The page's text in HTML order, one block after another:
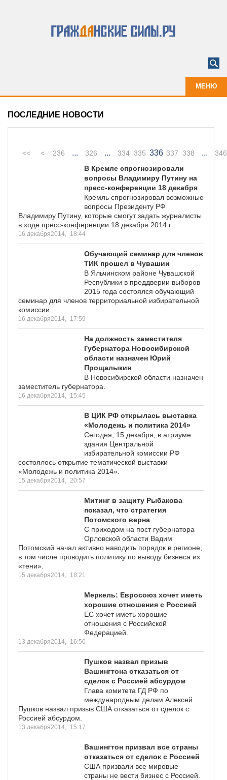
МЕНЮ
ПОСЛЕДНИЕ НОВОСТИ
<< < 236 ... 326 ... 334 335 336 337 338 ...
346
В Кремле спрогнозировали
вопросы Владимиру Путину на
пресс-конференции 18 декабря
Кремль спрогнозировал возможные
вопросы Президенту РФ
Владимиру Путину, которые смогут задать журналисты
в ходе пресс-конференции 18 декабря 2014 г.
16 декабря2014, 18:44
Обучающий семинар для членов
ТИК прошел в Чувашии
В Яльчинском районе Чувашской
Республики в преддверии выборов
2015 года состоялся обучающий
семинар для членов территориальной избирательной
комиссии.
16 декабря2014, 17:59
На должность заместителя
Губернатора Новосибирской
области назначен Юрий
Прощалыкин
В Новосибирской области назначен
заместитель губернатора.
16 декабря2014, 15:45
В ЦИК РФ открылась выставка
«Молодежь и политика 2014»
Сегодня, 15 декабря, в атриуме
здания Центральной
избирательной комиссии РФ
состоялось открытие тематической выставки
«Молодежь и политика 2014».
15 декабря2014, 20:57
Митинг в защиту Рыбакова
показал, что стратегия
Потомского верна
С приходом на пост губернатора
Орловской области Вадим
Потомский начал активно наводить порядок в регионе,
в том числе проводить политику по выводу бизнеса из
«тени».
15 декабря2014, 18:21
Меркель: Евросоюз хочет иметь
хорошие отношения с Россией
ЕС хочет иметь хорошие
отношения с Российской
Федерацией.
13 декабря2014, 16:50
Пушков назвал призыв
Вашингтона отказаться от
сделок с Россией абсурдом
Глава комитета ГД РФ по
международным делам Алексей
Пушков назвал призыв США отказаться от сделок с
Россией абсурдом.
13 декабря2014, 15:17
Вашингтон призвал все страны
отказаться от сделок с Россией
США призвали все мировые
страны не вести бизнес с Россией.